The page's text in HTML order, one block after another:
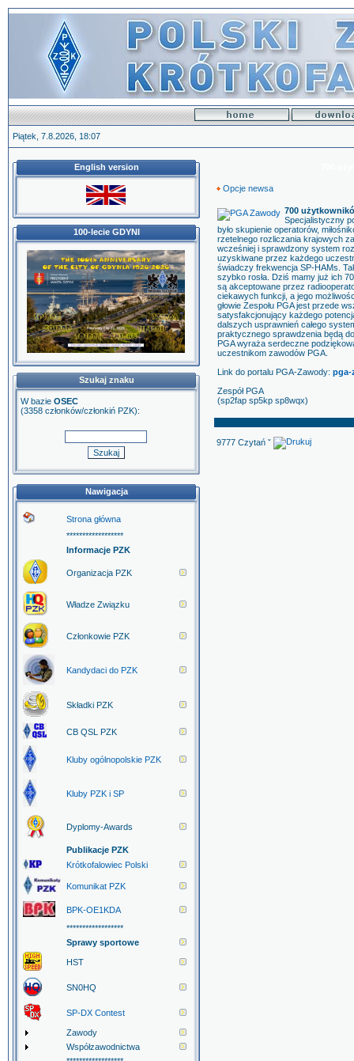
Piątek, 7.8.2026, 18:07
English version
100-lecie GDYNI
Szukaj znaku
W bazie OSEC
(3358 członków/członkiń PZK):
Nawigacja
Strona główna
******************
Informacje PZK
Organizacja PZK
Władze Związku
Członkowie PZK
Kandydaci do PZK
Składki PZK
CB QSL PZK
Kluby ogólnopolskie PZK
Kluby PZK i SP
Dyplomy-Awards
Publikacje PZK
Krótkofalowiec Polski
Komunikat PZK
BPK-OE1KDA
******************
Sprawy sportowe
HST
SN0HQ
SP-DX Contest
Zawody
Współzawodnictwa
Opcje newsa
700
Specjalistyczny
było skupienie operatorów,
rzetelnego rozliczania krajowych
wcześniej i sprawdzony system
uzyskiwane przez każdego
świadczy frekwencja SP-HAMs.
szybko rosła. Dziś mamy już ich
są akceptowane przez
ciekawych funkcji, a jego
głowie Zespołu PGA jest przede
satysfakcjonujący każdego
dalszych usprawnień całego
praktycznego sprawdzenia będą
PGA wyraża serdeczne
uczestnikom zawodów PGA.
Link do portalu PGA-Zawody: pga-
Zespół PGA
(sp2fap sp5kp sp8wqx)
9777 Czytań ˇ